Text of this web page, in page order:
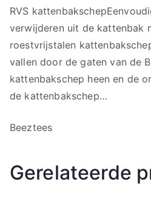
RVS
verwijderen uit de kattenbak
roestvrijstalen
vallen door de gaten van de
kattenbakschep heen en de
de kattenbakschep…
Beeztees
Gerelateerde